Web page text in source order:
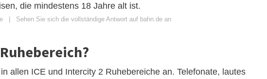
die mindestens 18 Jahre alt ist.
| Sehen Sie sich die vollständige Antwort auf bahn.de an
allen ICE und Intercity 2 Ruhebereiche an. Telefonate, lautes